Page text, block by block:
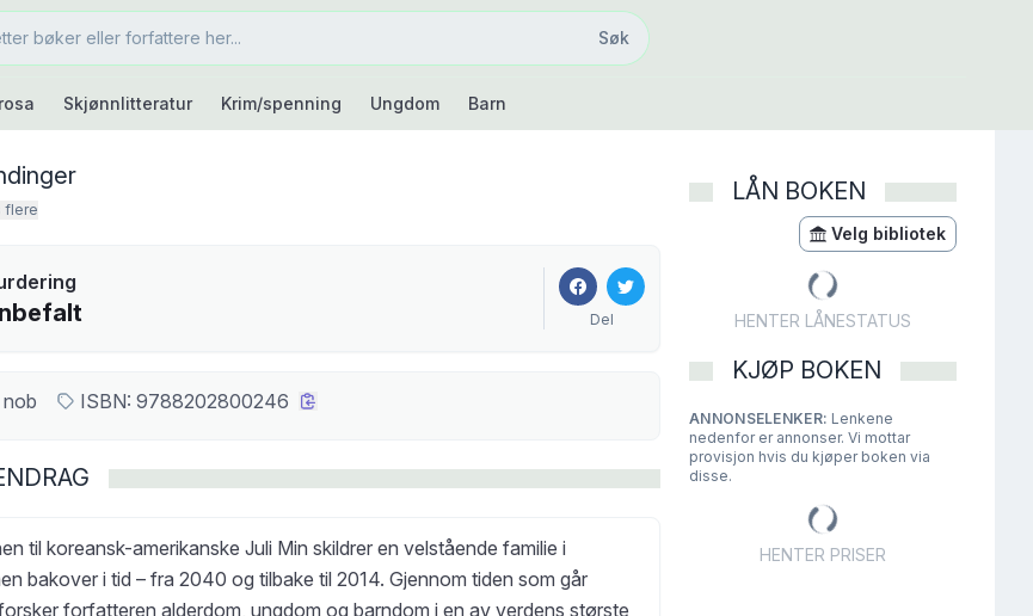
Søk
Søk
Skjønnlitteratur Krim/spenning Ungdom Barn
flere
Del
nob ISBN: 9788202800246
til koreansk-amerikanske Juli Min skildrer en velstående familie i
bakover i tid – fra 2040 og tilbake til 2014. Gjennom tiden som går
forfatteren alderdom, ungdom og barndom i en av verdens største
LÅN BOKEN
Velg bibliotek
HENTER LÅNESTATUS
KJØP BOKEN
ANNONSELENKER: Lenkene
nedenfor er annonser. Vi mottar
provisjon hvis du kjøper boken via
disse.
HENTER PRISER